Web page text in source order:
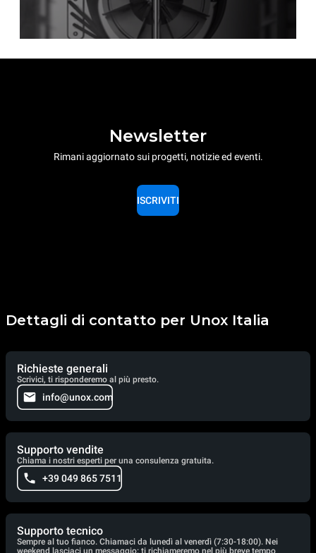
Newsletter
Rimani aggiornato sui progetti, notizie ed eventi.
ISCRIVITI
Dettagli di contatto per Unox Italia
Richieste generali
Scrivici, ti risponderemo al più presto.
info@unox.com
Supporto vendite
Chiama i nostri esperti per una consulenza gratuita.
+39 049 865 7511
Supporto tecnico
Sempre al tuo fianco. Chiamaci da lunedì al venerdì (7:30-18:00). Nei
weekend lasciaci un messaggio: ti richiameremo nel più breve tempo